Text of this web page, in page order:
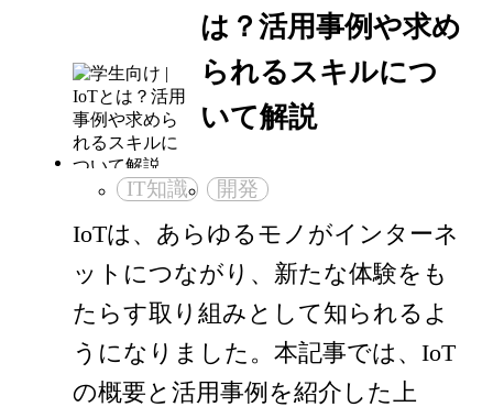
は？活用事例や求め
られるスキルにつ
いて解説
IT知識 開発
IoTは、あらゆるモノがインターネ
ットにつながり、新たな体験をも
たらす取り組みとして知られるよ
うになりました。本記事では、IoT
の概要と活用事例を紹介した上